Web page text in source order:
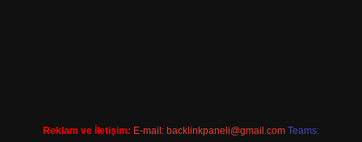
Reklam ve İletişim: E-mail: backlinkpaneli@gmail.com Teams: